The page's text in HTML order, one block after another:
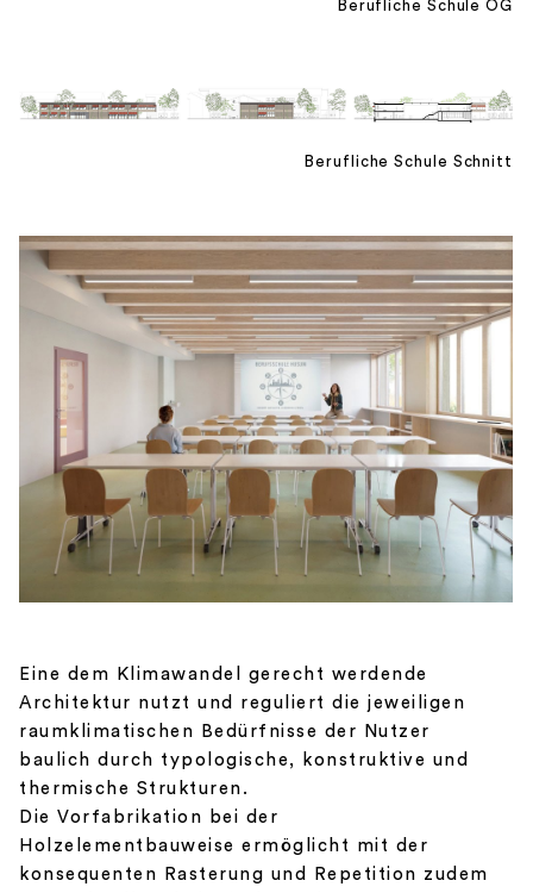
Berufliche Schule OG
Berufliche Schule Schnitt
Eine dem Klimawandel gerecht werdende
Architektur nutzt und reguliert die jeweiligen
raumklimatischen Bedürfnisse der Nutzer
baulich durch typologische, konstruktive und
thermische Strukturen.
Die Vorfabrikation bei der
Holzelementbauweise ermöglicht mit der
konsequenten Rasterung und Repetition zudem